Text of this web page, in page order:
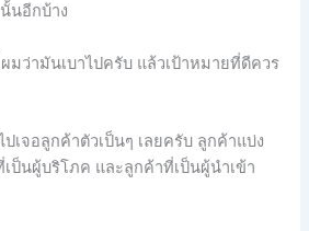
นอีกบ้าง
มว่ามันเบาไปครับ แล้วเป้าหมายที่ดีควร
เจอลูกค้าตัวเป็นๆ เลยครับ ลูกค้าแบ่ง
ป็นผู้บริโภค และลูกค้าที่เป็นผู้นำเข้า